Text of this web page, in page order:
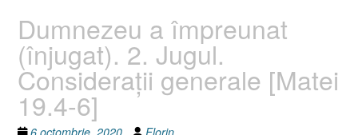
Dumnezeu a împreunat
(înjugat). 2. Jugul.
Consideraţii generale [Matei
19.4-6]
6 octombrie, 2020 Florin